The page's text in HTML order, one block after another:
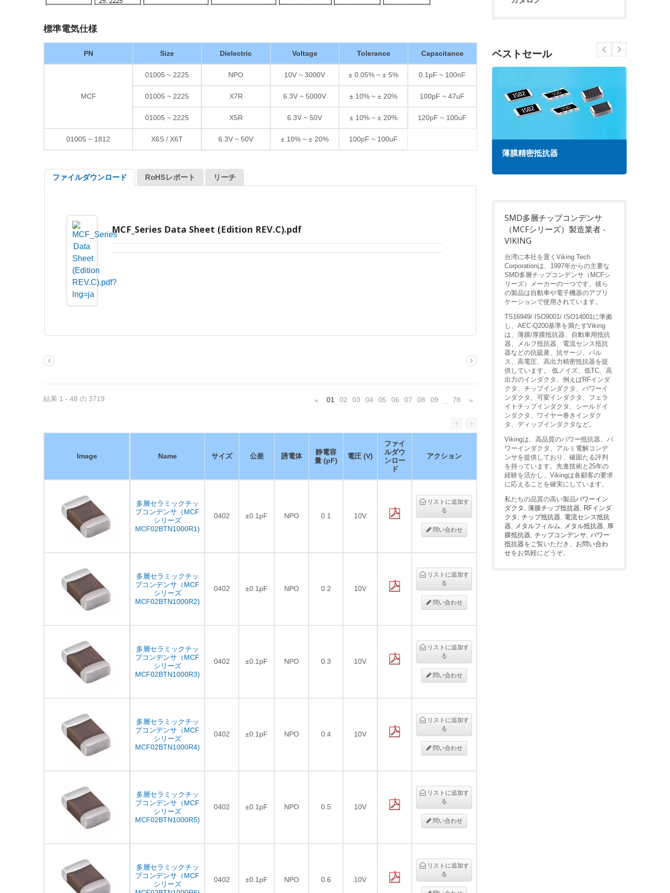
標準電気仕様
PN Size Dielectric Voltage Tolerance Capacitance
MCF
01005 ~ 2225 NPO 10V ~ 3000V ± 0.05% ~ ± 5% 0.1pF ~ 100nF
01005 ~ 2225 X7R 6.3V ~ 5000V ± 10% ~ ± 20% 100pF ~ 47uF
01005 ~ 2225 X5R 6.3V ~ 50V ± 10% ~ ± 20% 120pF ~ 100uF
01005 ~ 1812 X6S / X6T 6.3V ~ 50V ± 10% ~ ± 20% 100pF ~ 100uF
ファイルダウンロード RoHSレポート リーチ
MCF_Series Data Sheet (Edition REV.C).pdf
結果 1 - 48 の 3719 « 01 02 03 04 05 06 07 08 09 … 78 »
Image Name サイズ 公差 誘電体
静電容
量 (pF)
電圧 (V)
ファイ
ルダウ
ンロー
ド
アクション
多層セラミックチッ
プコンデンサ（MCF
シリーズ
MCF02BTN1000R1)
0402 ±0.1pF NPO 0.1 10V
リストに追加す
る
問い合わせ
多層セラミックチッ
プコンデンサ（MCF
シリーズ
MCF02BTN1000R2)
0402 ±0.1pF NPO 0.2 10V
リストに追加す
る
問い合わせ
多層セラミックチッ
プコンデンサ（MCF
シリーズ
MCF02BTN1000R3)
0402 ±0.1pF NPO 0.3 10V
リストに追加す
る
問い合わせ
多層セラミックチッ
プコンデンサ（MCF
シリーズ
MCF02BTN1000R4)
0402 ±0.1pF NPO 0.4 10V
リストに追加す
る
問い合わせ
多層セラミックチッ
プコンデンサ（MCF
シリーズ
MCF02BTN1000R5)
0402 ±0.1pF NPO 0.5 10V
リストに追加す
る
問い合わせ
多層セラミックチッ
プコンデンサ（MCF
シリーズ
0402 ±0.1pF NPO 0.6 10V
リストに追加す
る
ベストセール
厚膜抵抗器 薄膜精密抵抗器
SMD多層チップコンデンサ
（MCFシリーズ）製造業者 -
VIKING
台湾に本社を置くViking Tech
Corporationは、1997年からの主要な
SMD多層チップコンデンサ（MCFシ
リーズ）メーカーの一つです。彼ら
の製品は自動車や電子機器のアプリ
ケーションで使用されています。
TS16949/ ISO9001/ ISO14001に準拠
し、AEC-Q200基準を満たすViking
は、薄膜/厚膜抵抗器、自動車用抵抗
器、メルフ抵抗器、電流センス抵抗
器などの抗硫黄、抗サージ、パル
ス、高電圧、高出力精密抵抗器を提
供しています。 低ノイズ、低TC、高
出力のインダクタ、例えばRFインダ
クタ、チップインダクタ、パワーイ
ンダクタ、可変インダクタ、フェラ
イトチップインダクタ、シールドイ
ンダクタ、ワイヤー巻きインダク
タ、ディップインダクタなど。
Vikingは、高品質のパワー抵抗器、パ
ワーインダクタ、アルミ電解コンデ
ンサを提供しており、確固たる評判
を持っています。先進技術と25年の
経験を活かし、Vikingは各顧客の要求
に応えることを確実にしています。
私たちの品質の高い製品パワーイン
ダクタ , 薄膜チップ抵抗器, RFインダ
クタ , チップ抵抗器, 電流センス抵抗
器, メタルフィルム, メタル抵抗器, 厚
膜抵抗器, チップコンデンサ, パワー
抵抗器をご覧いただき、 お問い合わ
せをお気軽にどうぞ。